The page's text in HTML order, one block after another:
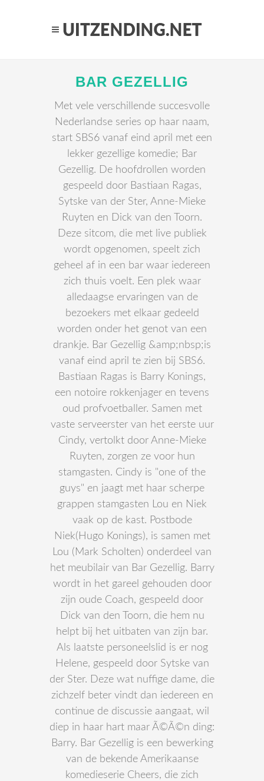
BAR GEZELLIG
Met vele verschillende succesvolle
Nederlandse series op haar naam,
start SBS6 vanaf eind april met een
lekker gezellige komedie; Bar
Gezellig. De hoofdrollen worden
gespeeld door Bastiaan Ragas,
Sytske van der Ster, Anne-Mieke
Ruyten en Dick van den Toorn.
Deze sitcom, die met live publiek
wordt opgenomen, speelt zich
geheel af in een bar waar iedereen
zich thuis voelt. Een plek waar
alledaagse ervaringen van de
bezoekers met elkaar gedeeld
worden onder het genot van een
drankje. Bar Gezellig &amp;nbsp;is
vanaf eind april te zien bij SBS6.
Bastiaan Ragas is Barry Konings,
een notoire rokkenjager en tevens
oud profvoetballer. Samen met
vaste serveerster van het eerste uur
Cindy, vertolkt door Anne-Mieke
Ruyten, zorgen ze voor hun
stamgasten. Cindy is "one of the
guys" en jaagt met haar scherpe
grappen stamgasten Lou en Niek
vaak op de kast. Postbode
Niek(Hugo Konings), is samen met
Lou (Mark Scholten) onderdeel van
het meubilair van Bar Gezellig. Barry
wordt in het gareel gehouden door
zijn oude Coach, gespeeld door
Dick van den Toorn, die hem nu
helpt bij het uitbaten van zijn bar.
Als laatste personeelslid is er nog
Helene, gespeeld door Sytske van
der Ster. Deze wat nuffige dame, die
zichzelf beter vindt dan iedereen en
continue de discussie aangaat, wil
diep in haar hart maar Ã©Ã©n ding:
Barry. Bar Gezellig is een bewerking
van de bekende Amerikaanse
komedieserie Cheers, die zich